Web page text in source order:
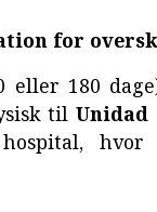
for
eller 180
tilUnidad